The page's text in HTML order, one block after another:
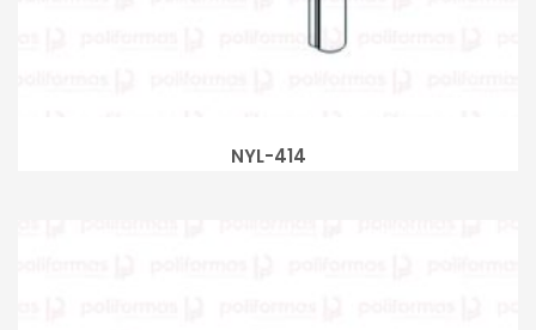
NYL-414